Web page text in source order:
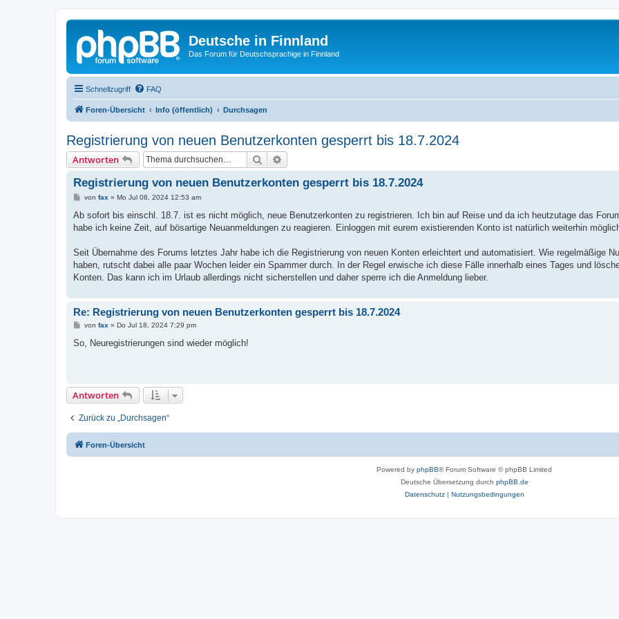
Deutsche in Finnland
Das Forum für Deutschsprachige in Finnland
Schnellzugriff FAQ
Foren-Übersicht Info (öffentlich) Durchsagen
Registrierung von neuen Benutzerkonten gesperrt bis 18.7.2024
Antworten Suche
Registrierung von neuen Benutzerkonten gesperrt bis 18.7.2024
B
i
r
von fax » Mo Jul 08, 2024 12:53 am
Ab sofort bis einschl. 18.7. ist es nicht möglich, neue Benutzerkonten zu registrieren. Ich bin auf Reise und da ich heutzutage das
habe ich keine Zeit, auf bösartige Neuanmeldungen zu reagieren. Einloggen mit eurem existierenden Konto ist natürlich weiterhin
Seit Übernahme des Forums letztes Jahr habe ich die Registrierung von neuen Konten erleichtert und automatisiert. Wie regelmäßige
haben, rutscht dabei alle paar Wochen leider ein Spammer durch. In der Regel erwische ich diese Fälle innerhalb eines Tages und
Konten. Das kann ich im Urlaub allerdings nicht sicherstellen und daher sperre ich die Anmeldung lieber.
Re: Registrierung von neuen Benutzerkonten gesperrt bis 18.7.2024
B
i
von fax » Do Jul 18, 2024 7:29 pm
So, Neuregistrierungen sind wieder möglich!
Antworten
Zurück zu „Durchsagen“
Foren-Übersicht
Powered by phpBB® Forum Software © phpBB Limited
Deutsche Übersetzung durch phpBB.de
Datenschutz| Nutzungsbedingungen